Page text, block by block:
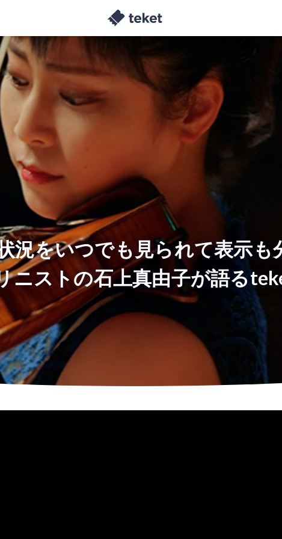
況をいつでも見られて表示も
ニストの石上真由子が語る